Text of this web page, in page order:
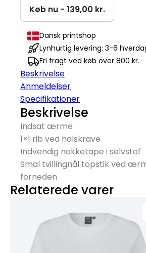
Køb nu - 139,00 kr.
Dansk printshop
Lynhurtig levering: 3-6
Fri fragt ved køb over 800 kr.
Beskrivelse
Anmeldelser
Specifikationer
Beskrivelse
Indsat ærme
1×1 rib ved halskrave
Indvendig nakketape i selvstof
Smal tvillingnål topstik ved
forneden
Relaterede varer